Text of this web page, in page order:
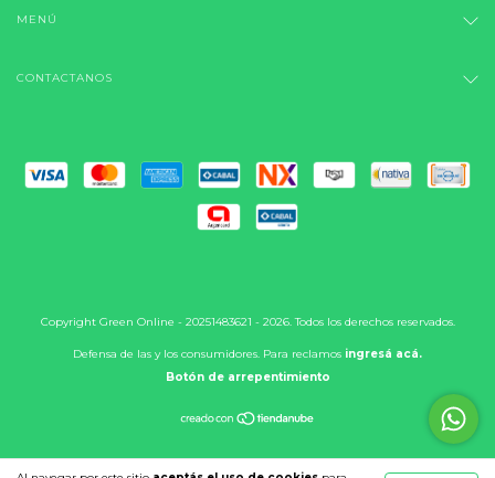
MENÚ
CONTACTANOS
Copyright Green Online - 20251483621 - 2026. Todos los derechos reservados.
Defensa de las y los consumidores. Para reclamos ingresá acá.
Botón de arrepentimiento